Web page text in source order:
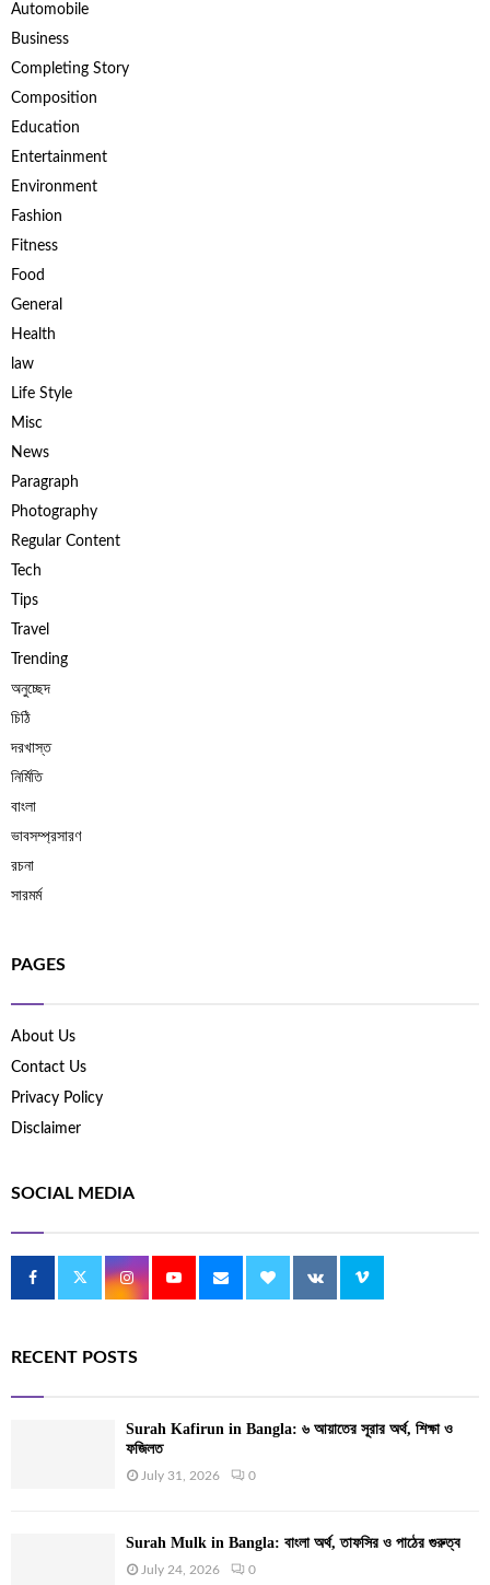
Automobile
Business
Completing Story
Composition
Education
Entertainment
Environment
Fashion
Fitness
Food
General
Health
law
Life Style
Misc
News
Paragraph
Photography
Regular Content
Tech
Tips
Travel
Trending
অনুচ্ছেদ
চিঠি
দরখাস্ত
নির্মিতি
বাংলা
ভাবসম্প্রসারণ
রচনা
সারমর্ম
PAGES
About Us
Contact Us
Privacy Policy
Disclaimer
SOCIAL MEDIA
RECENT POSTS
Surah Kafirun in Bangla: ৬ আয়াতের সূরার অর্থ, শিক্ষা ও
ফজিলত
July 31, 2026 0
Surah Mulk in Bangla: বাংলা অর্থ, তাফসির ও পাঠের গুরুত্ব
July 24, 2026 0